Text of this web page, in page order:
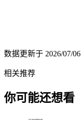
数据更新于 2026/07/06
相关推荐
你可能还想看